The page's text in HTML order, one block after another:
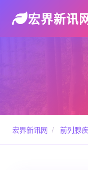
宏界新讯
宏界新讯网 / 前列腺